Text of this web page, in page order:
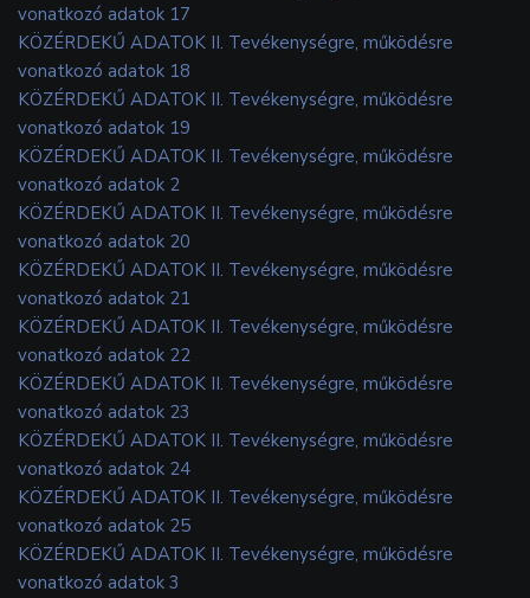
vonatkozó adatok 17
KÖZÉRDEKŰ ADATOK II. Tevékenységre, működésre
vonatkozó adatok 18
KÖZÉRDEKŰ ADATOK II. Tevékenységre, működésre
vonatkozó adatok 19
KÖZÉRDEKŰ ADATOK II. Tevékenységre, működésre
vonatkozó adatok 2
KÖZÉRDEKŰ ADATOK II. Tevékenységre, működésre
vonatkozó adatok 20
KÖZÉRDEKŰ ADATOK II. Tevékenységre, működésre
vonatkozó adatok 21
KÖZÉRDEKŰ ADATOK II. Tevékenységre, működésre
vonatkozó adatok 22
KÖZÉRDEKŰ ADATOK II. Tevékenységre, működésre
vonatkozó adatok 23
KÖZÉRDEKŰ ADATOK II. Tevékenységre, működésre
vonatkozó adatok 24
KÖZÉRDEKŰ ADATOK II. Tevékenységre, működésre
vonatkozó adatok 25
KÖZÉRDEKŰ ADATOK II. Tevékenységre, működésre
vonatkozó adatok 3